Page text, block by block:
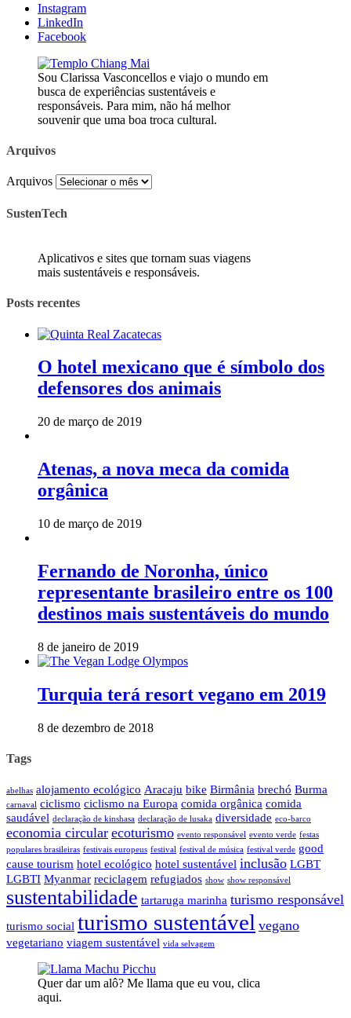
Instagram
LinkedIn
Facebook
Sou Clarissa Vasconcellos e viajo o mundo em
busca de experiências sustentáveis e
responsáveis. Para mim, não há melhor
souvenir que uma boa troca cultural.
Arquivos
Arquivos
SustenTech
Aplicativos e sites que tornam suas viagens
mais sustentáveis e responsáveis.
Posts recentes
O hotel mexicano que é símbolo dos
defensores dos animais
20 de março de 2019
Atenas, a nova meca da comida
orgânica
10 de março de 2019
Fernando de Noronha, único
representante brasileiro entre os 100
destinos mais sustentáveis do mundo
8 de janeiro de 2019
Turquia terá resort vegano em 2019
8 de dezembro de 2018
Tags
abelhas alojamento ecológico Aracaju bike Birmânia brechó Burma
carnaval ciclismo ciclismo na Europa comida orgânica comida
saudável declaração de kinshasa declaração de lusaka diversidade eco-barco
economia circular ecoturismo evento responsável evento verde festas
populares brasileiras festivais europeus festival festival de música festival verde good
cause tourism hotel ecológico hotel sustentável inclusão LGBT
LGBTI Myanmar reciclagem refugiados show show responsável
sustentabilidade tartaruga marinha turismo responsável
turismo social turismo sustentável vegano
vegetariano viagem sustentável vida selvagem
Quer dar um alô? Me llama que eu vou, clica
aqui.